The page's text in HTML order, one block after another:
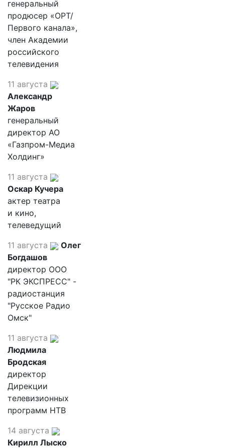
генеральный
продюсер «ОРТ/
Первого канала»,
член Академии
российского
телевидения
11 августа
Александр
Жаров
генеральный
директор АО
«Газпром-Медиа
Холдинг»
11 августа
Оскар Кучера
актер театра
и кино,
телеведущий
11 августа
Олег
Богдашов
директор ООО
"РК ЭКСПРЕСС" -
радиостанция
"Русское Радио
Омск"
11 августа
Людмила
Бродская
директор
Дирекции
телевизионных
программ НТВ
14 августа
Кирилл Лыско